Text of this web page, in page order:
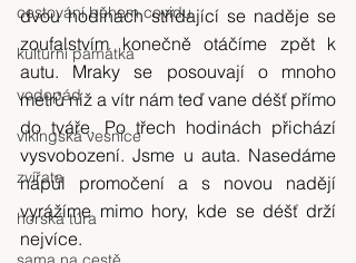
cestování během covidu
kulturní památka
vodopád
vikingská vesnice
zvířata
horská túra
dvou hodinách střídající se naděje se
zoufalstvím konečně otáčíme zpět k
autu. Mraky se posouvají o mnoho
metrů níž a vítr nám teď vane déšť přímo
do tváře. Po třech hodinách přichází
vysvobození. Jsme u auta. Nasedáme
napůl promočení a s novou nadějí
vyrážíme mimo hory, kde se déšť drží
nejvíce.